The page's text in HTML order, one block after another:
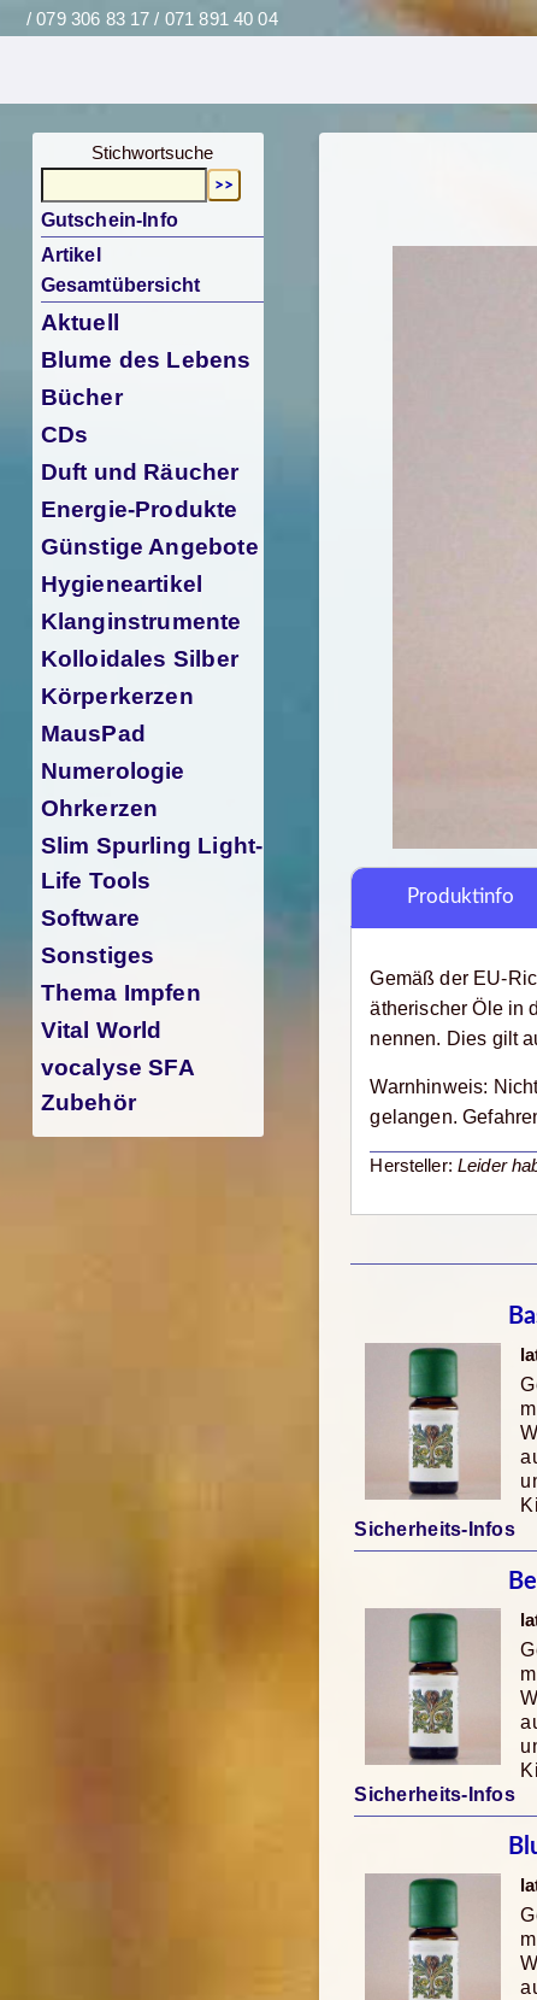
/ 079 306 83 17 / 071 891 40 04
Produktinfo
Gemäß der EU-
ätherischer Öle in
nennen. Dies gilt
Warnhinweis:
gelangen.
Hersteller: Leider
Sicherheits-Infos
Sicherheits-Infos
Stichwortsuche
Gutschein-Info
Artikel
Gesamtübersicht
Aktuell
Blume des Lebens
Bücher
CDs
Duft und Räucher
Energie-Produkte
Günstige Angebote
Hygieneartikel
Klanginstrumente
Kolloidales Silber
Körperkerzen
MausPad
Numerologie
Ohrkerzen
Slim Spurling Light-
Life Tools
Software
Sonstiges
Thema Impfen
Vital World
vocalyse SFA
Zubehör